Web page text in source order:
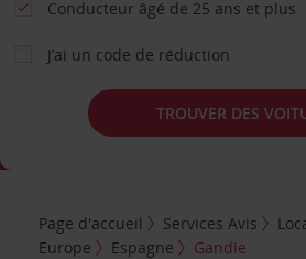
Conducteur âgé de 25 ans et plus
J’ai un code de réduction
TROUVER DES
Page d'accueil Services Avis
Europe
Espagne Gandie